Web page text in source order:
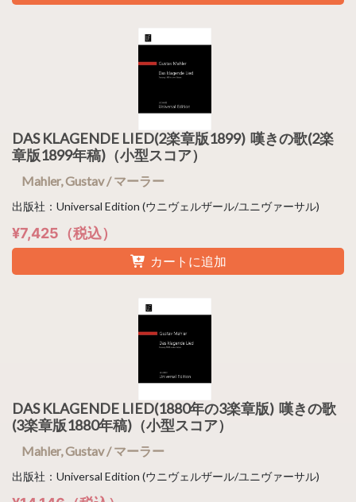
DAS KLAGENDE LIED(2楽章版1899) 嘆きの歌(2楽
章版1899年稿)（小型スコア）
Mahler, Gustav / マーラー
出版社：Universal Edition (ウニヴェルザール/ユニヴァーサル)
¥7,425（税込）
カートに追加
DAS KLAGENDE LIED(1880年の3楽章版) 嘆きの歌
(3楽章版1880年稿)（小型スコア）
Mahler, Gustav / マーラー
出版社：Universal Edition (ウニヴェルザール/ユニヴァーサル)